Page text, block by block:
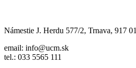
Námestie J. Herdu 577/2, Trnava, 917 01
email: info@ucm.sk
tel.: 033 5565 111